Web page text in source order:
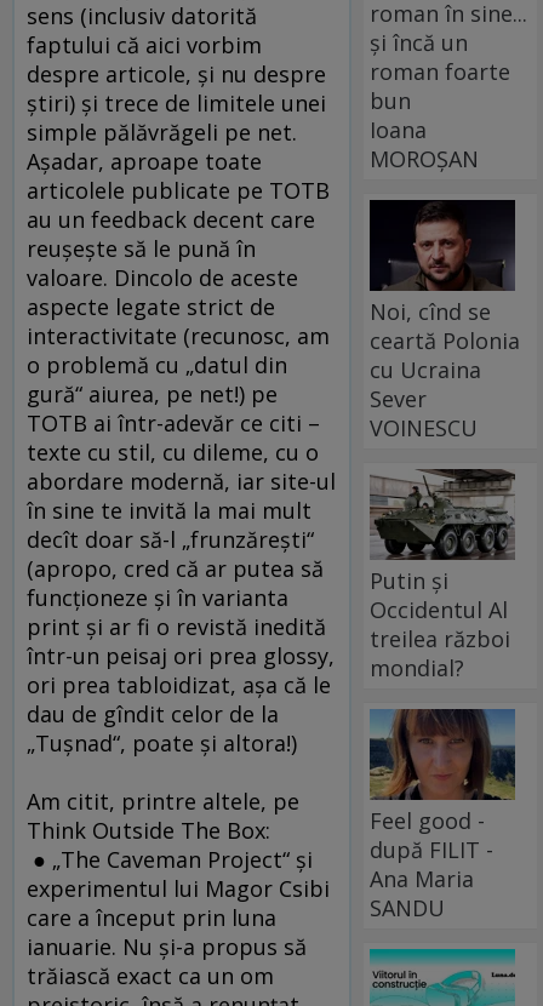
sens (inclusiv datorită
faptului că aici vorbim
despre articole, şi nu despre
ştiri) şi trece de limitele unei
simple pălăvrăgeli pe net.
Aşadar, aproape toate
articolele publicate pe TOTB
au un feedback decent care
reuşeşte să le pună în
valoare. Dincolo de aceste
aspecte legate strict de
interactivitate (recunosc, am
o problemă cu „datul din
gură“ aiurea, pe net!) pe
TOTB ai într-adevăr ce citi –
texte cu stil, cu dileme, cu o
abordare modernă, iar site-ul
în sine te invită la mai mult
decît doar să-l „frunzăreşti“
(apropo, cred că ar putea să
funcţioneze şi în varianta
print şi ar fi o revistă inedită
într-un peisaj ori prea glossy,
ori prea tabloidizat, aşa că le
dau de gîndit celor de la
„Tuşnad“, poate şi altora!)
Am citit, printre altele, pe
Think Outside The Box:
● „The Caveman Project“ şi
experimentul lui Magor Csibi
care a început prin luna
ianuarie. Nu şi-a propus să
trăiască exact ca un om
roman în sine...
și încă un
roman foarte
bun
Ioana
MOROȘAN
Noi, cînd se
ceartă Polonia
cu Ucraina
Sever
VOINESCU
Putin și
Occidentul Al
treilea război
mondial?
Feel good -
după FILIT -
Ana Maria
SANDU